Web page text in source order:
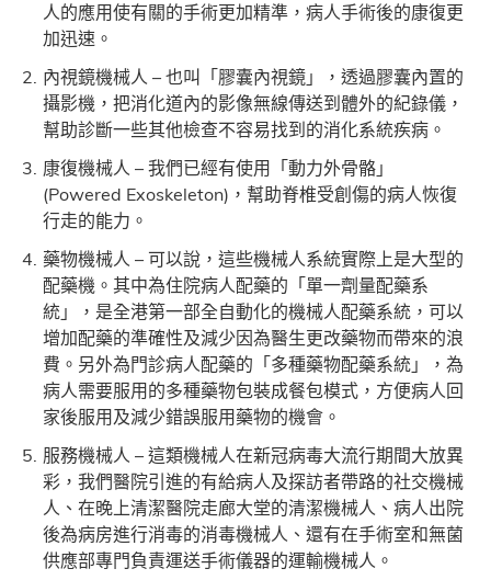
人的應用使有關的手術更加精準，病人手術後的康復更
加迅速。
內視鏡機械人 – 也叫「膠囊內視鏡」，透過膠囊內置的
攝影機，把消化道內的影像無線傳送到體外的紀錄儀，
幫助診斷一些其他檢查不容易找到的消化系統疾病。
康復機械人 – 我們已經有使用「動力外骨骼」
(Powered Exoskeleton)，幫助脊椎受創傷的病人恢復
行走的能力。
藥物機械人 – 可以說，這些機械人系統實際上是大型的
配藥機。其中為住院病人配藥的「單一劑量配藥系
統」，是全港第一部全自動化的機械人配藥系統，可以
增加配藥的準確性及減少因為醫生更改藥物而帶來的浪
費。另外為門診病人配藥的「多種藥物配藥系統」，為
病人需要服用的多種藥物包裝成餐包模式，方便病人回
家後服用及減少錯誤服用藥物的機會。
服務機械人 – 這類機械人在新冠病毒大流行期間大放異
彩，我們醫院引進的有給病人及探訪者帶路的社交機械
人、在晚上清潔醫院走廊大堂的清潔機械人、病人出院
後為病房進行消毒的消毒機械人、還有在手術室和無菌
供應部專門負責運送手術儀器的運輸機械人。